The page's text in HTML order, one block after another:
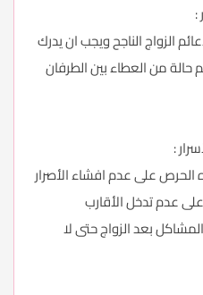
:
الزواج الناجح ويجب ان يدرك
حالة من العطاء بين الطرفان
:
الحرص على عدم افشاء الأصرار
عدم تدخل الأقارب
بعد الزواج حتى لا